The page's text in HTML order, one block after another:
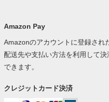
Amazon Pay
Amazonのアカウントに登録され
配送先や支払い方法を利用して決
できます。
クレジットカード決済